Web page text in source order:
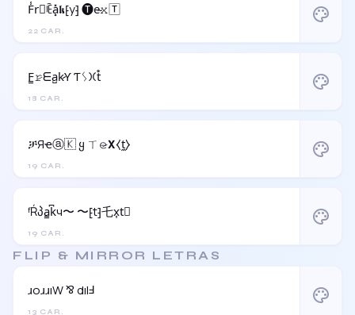
22 CAR.
F̾r⃝ꍟa͓̽𝖐⁅y⁆ 🅣e̴𝚡🅃 palette
18 CAR.
F̳𝚛̷ᗴa̺k̷Ƴ Ƭᛊ𐠷t̊ palette
19 CAR.
ቻЯҽⓐ🇰 ყ ㄒ𝚎̷𝝬⧼t̼⧽ palette
19 CAR.
ᶠŔპa̳k͆ч〜 〜⁅t⁆乇x͎t⃒ palette
FLIP & MIRROR LETRAS
13 CAR.
ɹoɹɹıW ⅋ dılℲ palette